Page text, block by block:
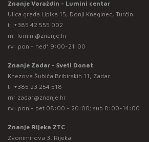
Znanje Varaždin - Lumini centar
Ulica grada Lipika 15, Donji Kneginec, Turčin
t: +385 42 555 002
m: lumini@znanje.hr
rv: pon - ned* 9:00-21:00
Znanje Zadar - Sveti Donat
Knezova Šubića Bribirskih 11, Zadar
t: +385 23 254 518
m: zadar@znanje.hr
rv: pon - pet 08:00 - 20:00; sub 8:00-14:00
Znanje Rijeka ZTC
Zvonimirova 3, Rijeka